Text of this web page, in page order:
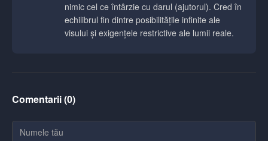
nimic cel ce întârzie cu darul (ajutorul). Cred în
echilibrul fin dintre posibilitățile infinite ale
visului și exigențele restrictive ale lumii reale.
Comentarii (0)